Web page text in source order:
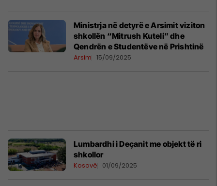
Ministrja në detyrë e Arsimit viziton
shkollën “Mitrush Kuteli” dhe
Qendrën e Studentëve në Prishtinë
Arsim 15/09/2025
Lumbardhi i Deçanit me objekt të ri
shkollor
Kosovë 01/09/2025